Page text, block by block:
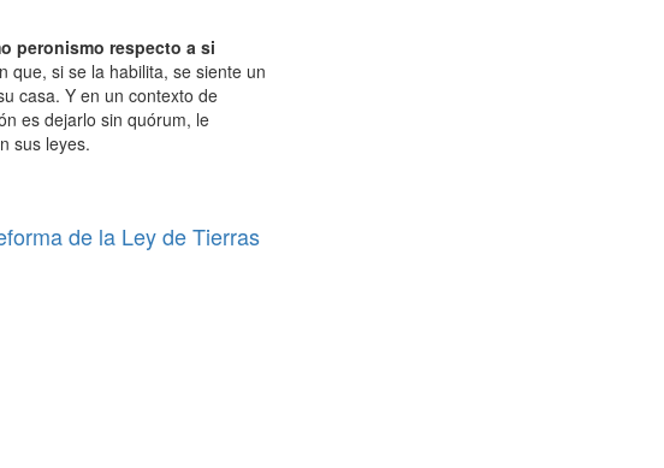
peronismo respecto a si
que, si se la habilita, se siente un
casa. Y en un contexto de
es dejarlo sin quórum, le
sus leyes.
de la Ley de Tierras